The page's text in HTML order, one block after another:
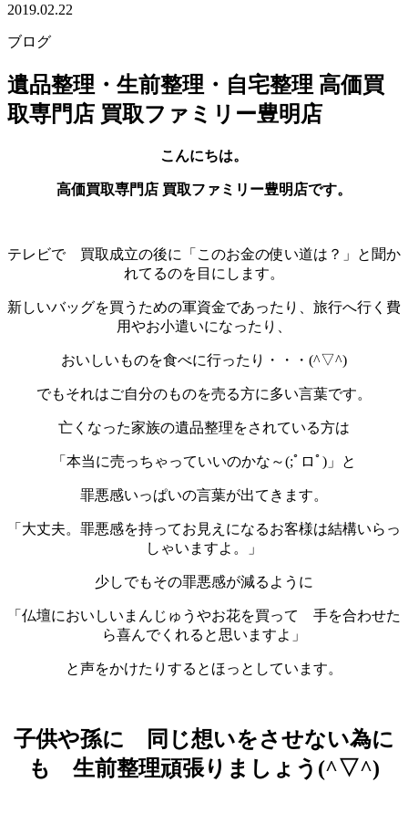
2019.02.22
ブログ
遺品整理・生前整理・自宅整理 高価買
取専門店 買取ファミリー豊明店
こんにちは。
高価買取専門店 買取ファミリー豊明店です。
テレビで 買取成立の後に「このお金の使い道は？」と聞か
れてるのを目にします。
新しいバッグを買うための軍資金であったり、旅行へ行く費
用やお小遣いになったり、
おいしいものを食べに行ったり・・・(^▽^)
でもそれはご自分のものを売る方に多い言葉です。
亡くなった家族の遺品整理をされている方は
「本当に売っちゃっていいのかな～(;ﾟロﾟ)」と
罪悪感いっぱいの言葉が出てきます。
「大丈夫。罪悪感を持ってお見えになるお客様は結構いらっ
しゃいますよ。」
少しでもその罪悪感が減るように
「仏壇においしいまんじゅうやお花を買って 手を合わせた
ら喜んでくれると思いますよ」
と声をかけたりするとほっとしています。
子供や孫に 同じ想いをさせない為に
も 生前整理頑張りましょう(^▽^)